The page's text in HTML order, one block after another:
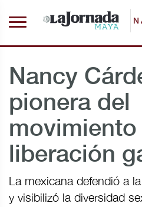
Nancy
pionera del
movimiento
liberación
La mexicana defendió a
y visibilizó la diversidad